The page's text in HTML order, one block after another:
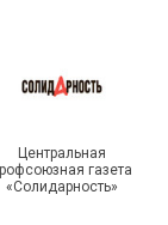
Спартакиада –
спорта и
в Омской
Центральная
газета
«Солидарность»